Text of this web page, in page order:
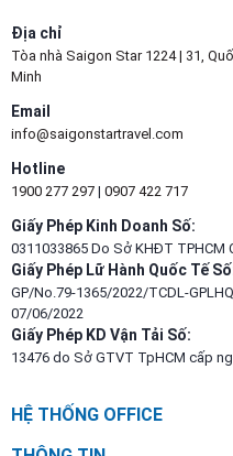
Địa chỉ
Tòa nhà Saigon Star 1224 | 31,
Minh
Email
info@saigonstartravel.com
Hotline
1900 277 297 | 0907 422 717
Giấy Phép Kinh Doanh Số:
0311033865 Do Sở KHĐT TPHCM
Giấy Phép Lữ Hành Quốc Tế
GP/No.79-1365/2022/TCDL-
07/06/2022
Giấy Phép KD Vận Tải Số:
13476 do Sở GTVT TpHCM cấp
HỆ THỐNG OFFICE